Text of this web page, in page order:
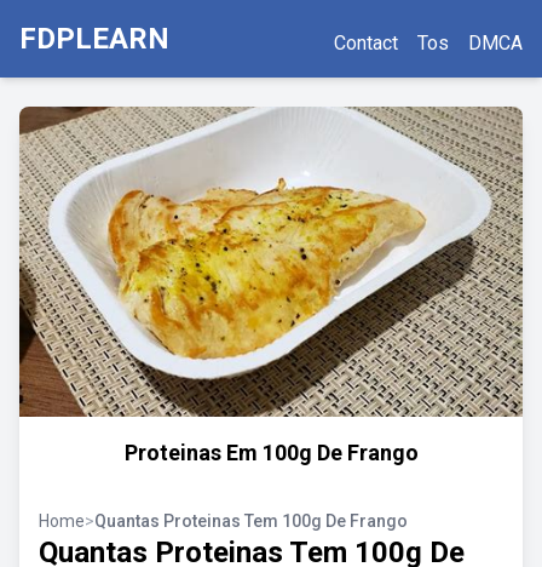
FDPLEARN Contact Tos DMCA
Proteinas Em 100g De Frango
Home>Quantas Proteinas Tem 100g De Frango
Quantas Proteinas Tem 100g De